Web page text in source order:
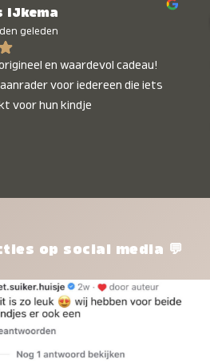
IJkema
geleden
en waardevol cadeau!
voor iedereen die iets
voor hun kindje
op social media 💬